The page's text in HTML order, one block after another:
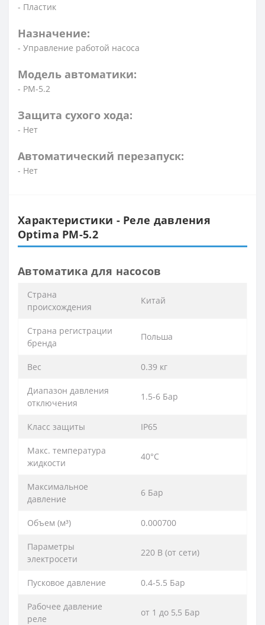
- Пластик
Назначение:
- Управление работой насоса
Модель автоматики:
- PM-5.2
Защита сухого хода:
- Нет
Автоматический перезапуск:
- Нет
Характеристики - Реле давления
Optima PM-5.2
Автоматика для насосов
Cтрана
происхождения
Китай
Cтрана регистрации
бренда
Польша
Вес 0.39 кг
Диапазон давления
отключения
1.5-6 Бар
Класс защиты IP65
Макс. температура
жидкости
40°С
Максимальное
давление
6 Бар
Объем (м³) 0.000700
Параметры
электросети
220 В (от сети)
Пусковое давление 0.4-5.5 Бар
Рабочее давление
реле
от 1 до 5,5 Бар